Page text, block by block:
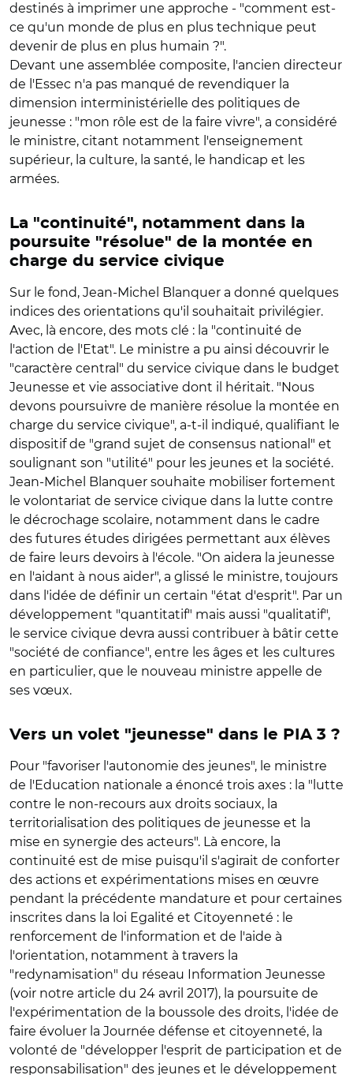
destinés à imprimer une approche - "comment est-
ce qu'un monde de plus en plus technique peut
devenir de plus en plus humain ?".
Devant une assemblée composite, l'ancien directeur
de l'Essec n'a pas manqué de revendiquer la
dimension interministérielle des politiques de
jeunesse : "mon rôle est de la faire vivre", a considéré
le ministre, citant notamment l'enseignement
supérieur, la culture, la santé, le handicap et les
armées.
La "continuité", notamment dans la
poursuite "résolue" de la montée en
charge du service civique
Sur le fond, Jean-Michel Blanquer a donné quelques
indices des orientations qu'il souhaitait privilégier.
Avec, là encore, des mots clé : la "continuité de
l'action de l'Etat". Le ministre a pu ainsi découvrir le
"caractère central" du service civique dans le budget
Jeunesse et vie associative dont il héritait. "Nous
devons poursuivre de manière résolue la montée en
charge du service civique", a-t-il indiqué, qualifiant le
dispositif de "grand sujet de consensus national" et
soulignant son "utilité" pour les jeunes et la société.
Jean-Michel Blanquer souhaite mobiliser fortement
le volontariat de service civique dans la lutte contre
le décrochage scolaire, notamment dans le cadre
des futures études dirigées permettant aux élèves
de faire leurs devoirs à l'école. "On aidera la jeunesse
en l'aidant à nous aider", a glissé le ministre, toujours
dans l'idée de définir un certain "état d'esprit". Par un
développement "quantitatif" mais aussi "qualitatif",
le service civique devra aussi contribuer à bâtir cette
"société de confiance", entre les âges et les cultures
en particulier, que le nouveau ministre appelle de
ses vœux.
Vers un volet "jeunesse" dans le PIA 3 ?
Pour "favoriser l'autonomie des jeunes", le ministre
de l'Education nationale a énoncé trois axes : la "lutte
contre le non-recours aux droits sociaux, la
territorialisation des politiques de jeunesse et la
mise en synergie des acteurs". Là encore, la
continuité est de mise puisqu'il s'agirait de conforter
des actions et expérimentations mises en œuvre
pendant la précédente mandature et pour certaines
inscrites dans la loi Egalité et Citoyenneté : le
renforcement de l'information et de l'aide à
l'orientation, notamment à travers la
"redynamisation" du réseau Information Jeunesse
(voir notre article du 24 avril 2017), la poursuite de
l'expérimentation de la boussole des droits, l'idée de
faire évoluer la Journée défense et citoyenneté, la
volonté de "développer l'esprit de participation et de
responsabilisation" des jeunes et le développement